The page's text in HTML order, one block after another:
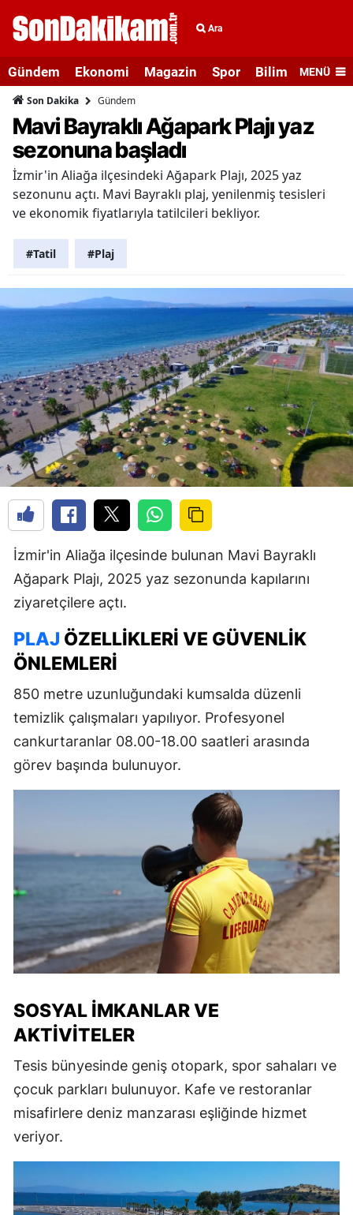
Ara
Gündem Ekonomi Magazin Spor Bilim veMENÜ
Son Dakika Gündem
Mavi Bayraklı Ağapark Plajı yaz
sezonuna başladı
İzmir'in Aliağa ilçesindeki Ağapark Plajı, 2025 yaz
sezonunu açtı. Mavi Bayraklı plaj, yenilenmiş tesisleri
ve ekonomik fiyatlarıyla tatilcileri bekliyor.
#Tatil #Plaj
İzmir'in Aliağa ilçesinde bulunan Mavi Bayraklı
Ağapark Plajı, 2025 yaz sezonunda kapılarını
ziyaretçilere açtı.
PLAJ ÖZELLIKLERI VE GÜVENLIK
ÖNLEMLERI
850 metre uzunluğundaki kumsalda düzenli
temizlik çalışmaları yapılıyor. Profesyonel
cankurtaranlar 08.00-18.00 saatleri arasında
görev başında bulunuyor.
SOSYAL İMKANLAR VE
AKTIVITELER
Tesis bünyesinde geniş otopark, spor sahaları ve
çocuk parkları bulunuyor. Kafe ve restoranlar
misafirlere deniz manzarası eşliğinde hizmet
veriyor.